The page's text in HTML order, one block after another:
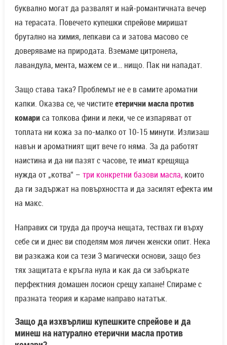
буквално могат да развалят и най-романтичната вечер
на терасата. Повечето купешки спрейове миришат
брутално на химия, лепкави са и затова масово се
доверяваме на природата. Вземаме цитронела,
лавандула, мента, мажем се и… нищо. Пак ни нападат.
Защо става така? Проблемът не е в самите ароматни
капки. Оказва се, че чиститеетерични масла против
комариса толкова фини и леки, че се изпаряват от
топлата ни кожа за по-малко от 10-15 минути. Излизаш
навън и ароматният щит вече го няма. За да работят
наистина и да ни пазят с часове, те имат крещяща
нужда от „котва“ – три конкретни базови масла,които
да ги задържат на повърхността и да засилят ефекта им
на макс.
Направих си труда да проуча нещата, тествах ги върху
себе си и днес ви споделям моя личен женски опит. Нека
ви разкажа кои са тези 3 магически основи, защо без
тях защитата е кръгла нула и как да си забъркате
перфектния домашен лосион срещу хапане! Спираме с
празната теория и караме направо нататък.
Защо да изхвърлиш купешките спрейове и да
минеш на натурално етерични масла против